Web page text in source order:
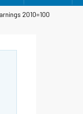
2010=100